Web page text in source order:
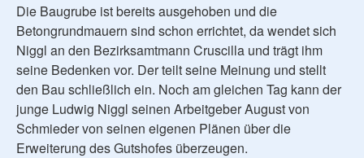
Die Baugrube ist bereits ausgehoben und die
Betongrundmauern sind schon errichtet, da wendet sich
Niggl an den Bezirksamtmann Cruscilla und trägt ihm
seine Bedenken vor. Der teilt seine Meinung und stellt
den Bau schließlich ein. Noch am gleichen Tag kann der
junge Ludwig Niggl seinen Arbeitgeber August von
Schmieder von seinen eigenen Plänen über die
Erweiterung des Gutshofes überzeugen.